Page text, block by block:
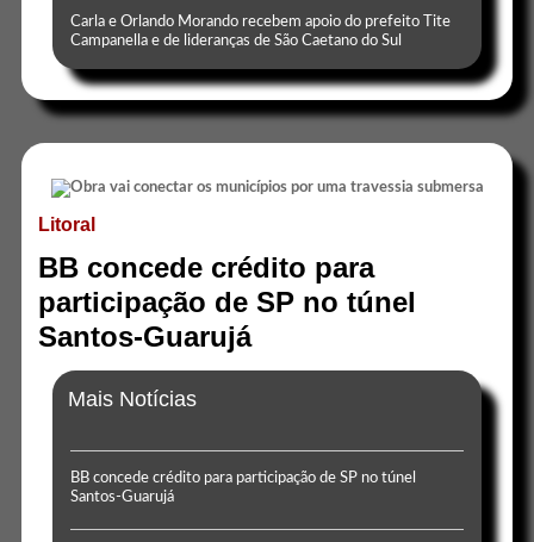
Carla e Orlando Morando recebem apoio do prefeito Tite
Campanella e de lideranças de São Caetano do Sul
Litoral
BB concede crédito para
participação de SP no túnel
Santos-Guarujá
Mais Notícias
BB concede crédito para participação de SP no túnel
Santos-Guarujá